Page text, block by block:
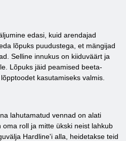
edasi, kuid arendajad
lõpuks puudustega, et mängijad
Selline innukus on kiiduväärt ja
Lõpuks jäid peamised beeta-
kasutamiseks valmis.
lahutamatud vennad on alati
roll ja mitte ükski neist lahkub
Hardline'i alla, heidetakse teid